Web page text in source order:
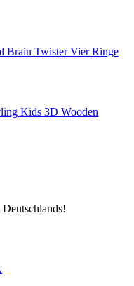
Brain Twister Vier Ringe
Kids 3D Wooden